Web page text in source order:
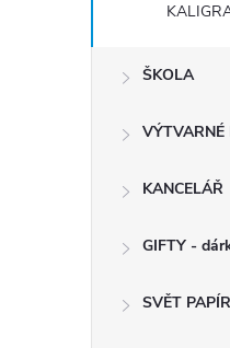
ŠKOLA
VÝTVARNÉ
KANCELÁŘ
GIFTY -
SVĚT